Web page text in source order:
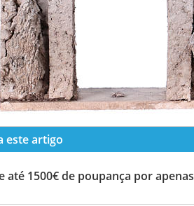
este artigo
até 1500€ de poupança por apenas